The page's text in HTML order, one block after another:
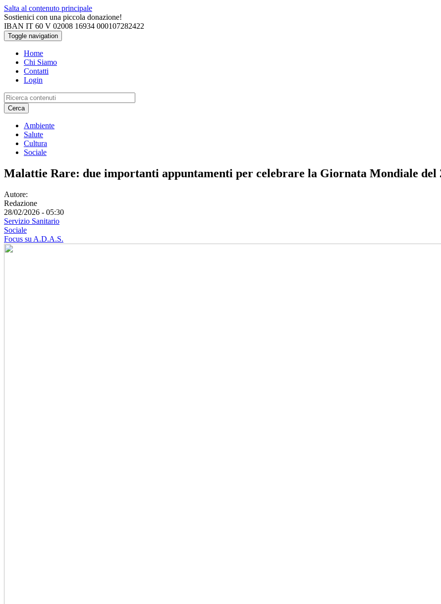
Salta al contenuto principale
Sostienici con una piccola donazione!
IBAN IT 60 V 02008 16934 000107282422
Toggle navigation
Home
Chi Siamo
Contatti
Login
Cerca
Ambiente
Salute
Cultura
Sociale
Malattie Rare: due importanti appuntamenti per celebrare la Giornata Mondiale del
Autore:
Redazione
28/02/2026 - 05:30
Servizio Sanitario
Sociale
Focus su A.D.A.S.